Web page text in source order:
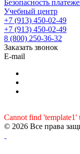
Безопасность
Учебный центр
+7 (913) 450-02-49
+7 (913) 450-02-49
8 (800) 250-36-32
Заказать звонок
E-mail
Cannot find 'template1'
© 2026 Все права